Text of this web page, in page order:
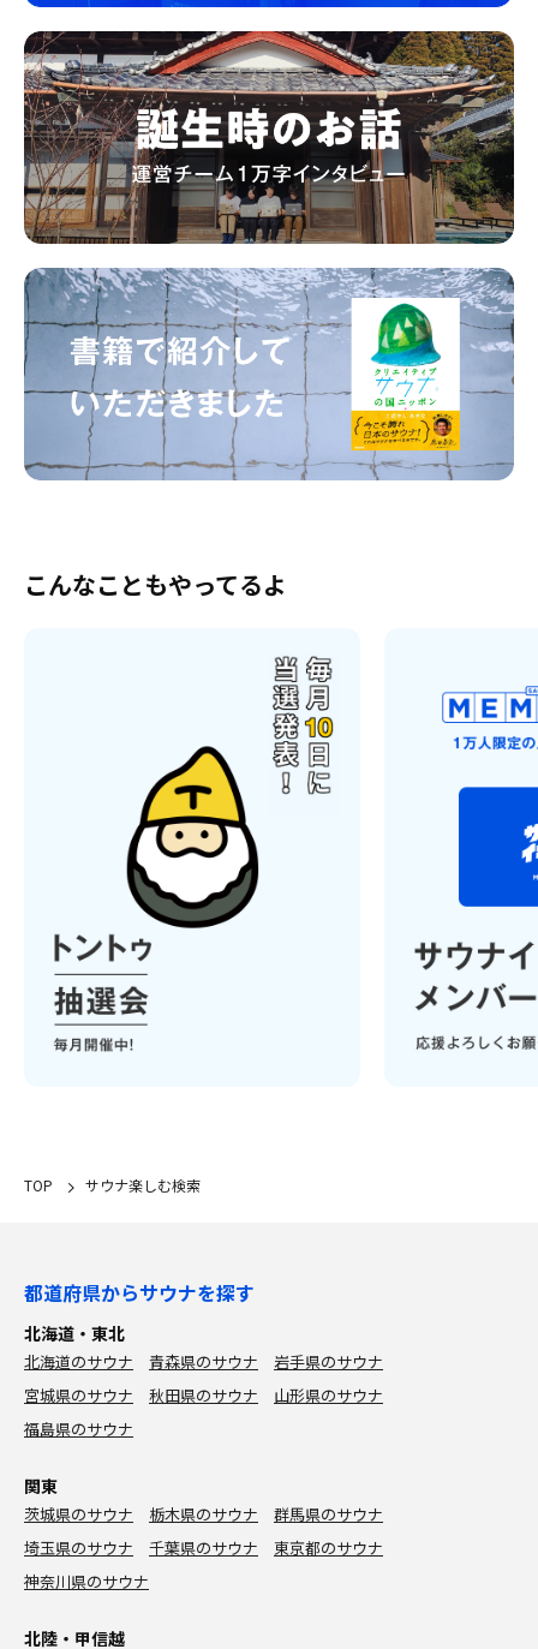
こんなこともやってるよ
TOP サウナ楽しむ検索
都道府県からサウナを探す
北海道・東北
北海道のサウナ 青森県のサウナ
岩手県のサウナ
宮城県のサウナ
秋田県のサウナ
山形県のサウナ
福島県のサウナ
関東
茨城県のサウナ 栃木県のサウナ
群馬県のサウナ
埼玉県のサウナ
千葉県のサウナ
東京都のサウナ
神奈川県のサウナ
北陸・甲信越